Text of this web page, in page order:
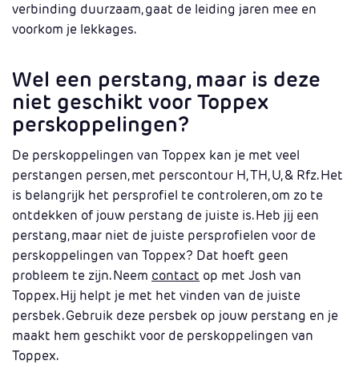
verbinding duurzaam, gaat de leiding jaren mee en
voorkom je lekkages.
Wel een perstang, maar is deze
niet geschikt voor Toppex
perskoppelingen?
De perskoppelingen van Toppex kan je met veel
perstangen persen, met perscontour H, TH, U, & Rfz. Het
is belangrijk het persprofiel te controleren, om zo te
ontdekken of jouw perstang de juiste is. Heb jij een
perstang, maar niet de juiste persprofielen voor de
perskoppelingen van Toppex? Dat hoeft geen
probleem te zijn. Neem contact op met Josh van
Toppex. Hij helpt je met het vinden van de juiste
persbek. Gebruik deze persbek op jouw perstang en je
maakt hem geschikt voor de perskoppelingen van
Toppex.